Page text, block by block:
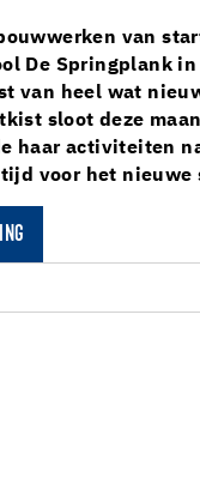
van
De Springplank in
van heel wat
sloot deze
haar activiteiten
voor het nieuwe